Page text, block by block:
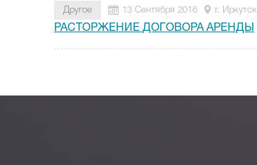
Другое 13 Сентября 2016 г. Иркутск
РАСТОРЖЕНИЕ ДОГОВОРА АРЕНДЫ